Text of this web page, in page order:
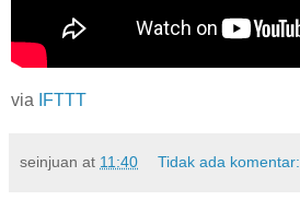
via IFTTT
seinjuan at 11:40 Tidak ada komentar: